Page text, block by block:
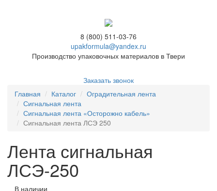
8 (800) 511-03-76
upakformula@yandex.ru
Производство упаковочных материалов в Твери
Заказать звонок
Главная
Каталог
Оградительная лента
Сигнальная лента
Сигнальная лента «Осторожно кабель»
Сигнальная лента ЛСЭ 250
Лента сигнальная
ЛСЭ-250
В наличии